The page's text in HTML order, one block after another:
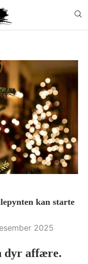
kan starte
2025
dyr affære.